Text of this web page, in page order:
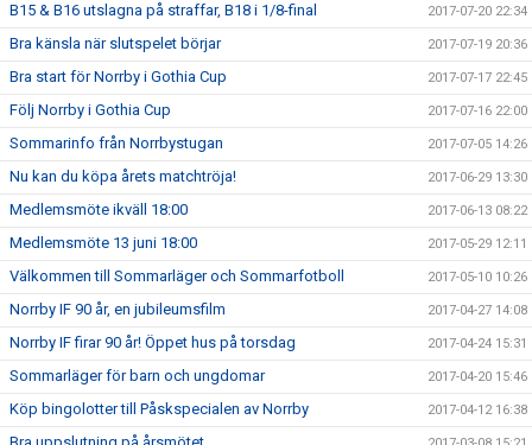
B15 & B16 utslagna på straffar, B18 i 1/8-final 2017-07-20 22:34
Bra känsla när slutspelet börjar 2017-07-19 20:36
Bra start för Norrby i Gothia Cup 2017-07-17 22:45
Följ Norrby i Gothia Cup 2017-07-16 22:00
Sommarinfo från Norrbystugan 2017-07-05 14:26
Nu kan du köpa årets matchtröja! 2017-06-29 13:30
Medlemsmöte ikväll 18:00 2017-06-13 08:22
Medlemsmöte 13 juni 18:00 2017-05-29 12:11
Välkommen till Sommarläger och Sommarfotboll 2017-05-10 10:26
Norrby IF 90 år, en jubileumsfilm 2017-04-27 14:08
Norrby IF firar 90 år! Öppet hus på torsdag 2017-04-24 15:31
Sommarläger för barn och ungdomar 2017-04-20 15:46
Köp bingolotter till Påskspecialen av Norrby 2017-04-12 16:38